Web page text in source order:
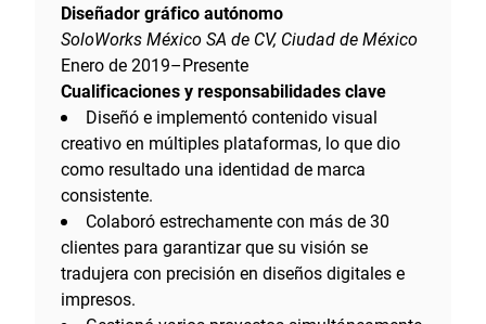
Diseñador gráfico autónomo
SoloWorks México SA de CV, Ciudad de México
Enero de 2019–Presente
Cualificaciones y responsabilidades clave
Diseñó e implementó contenido visual
creativo en múltiples plataformas, lo que dio
como resultado una identidad de marca
consistente.
Colaboró estrechamente con más de 30
clientes para garantizar que su visión se
tradujera con precisión en diseños digitales e
impresos.